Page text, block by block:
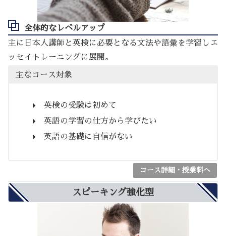
全体的なレベルアップ
主に日本人講師と英検に必要となる文法や語彙を学習しエ
ッセイトレーニングに展開。
主なコース対象
英検の受験は初めて
英語の学習の仕方から学びたい
英語の基礎に自信がない
コース詳細・授業料へ
スピーキング強化型